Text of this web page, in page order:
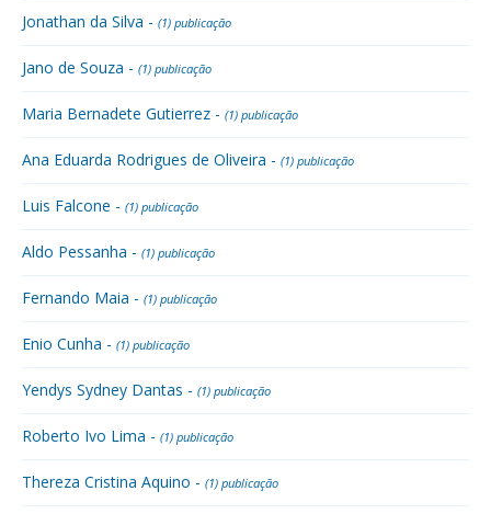
Jonathan da Silva - (1) publicação
Jano de Souza - (1) publicação
Maria Bernadete Gutierrez - (1) publicação
Ana Eduarda Rodrigues de Oliveira - (1) publicação
Luis Falcone - (1) publicação
Aldo Pessanha - (1) publicação
Fernando Maia - (1) publicação
Enio Cunha - (1) publicação
Yendys Sydney Dantas - (1) publicação
Roberto Ivo Lima - (1) publicação
Thereza Cristina Aquino - (1) publicação